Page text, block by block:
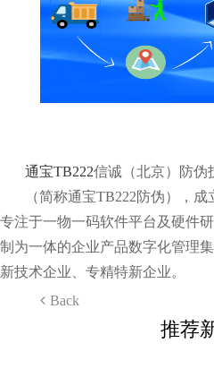
通宝TB222信诚（北京）防伪
（简称通宝TB222防伪），成
专注于一物一码软件平台及硬件
制为一体的企业产品数字化管理
新技术企业、专精特新企业。
Back
推荐